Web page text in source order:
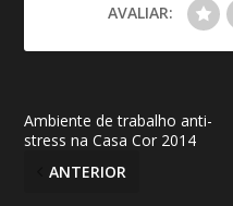
AVALIAR:
Ambiente de trabalho anti-
stress na Casa Cor 2014
ANTERIOR